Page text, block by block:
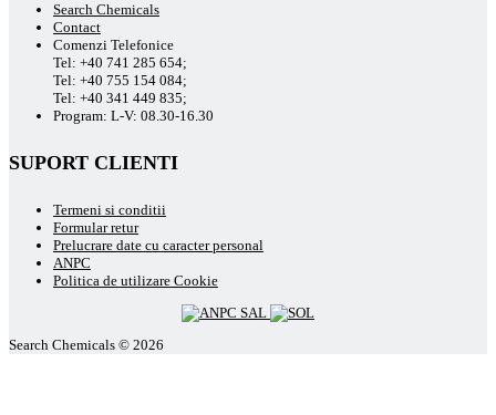
Search Chemicals
Contact
Comenzi Telefonice
Tel: +40 741 285 654;
Tel: +40 755 154 084;
Tel: +40 341 449 835;
Program: L-V: 08.30-16.30
SUPORT CLIENTI
Termeni si conditii
Formular retur
Prelucrare date cu caracter personal
ANPC
Politica de utilizare Cookie
Search Chemicals © 2026